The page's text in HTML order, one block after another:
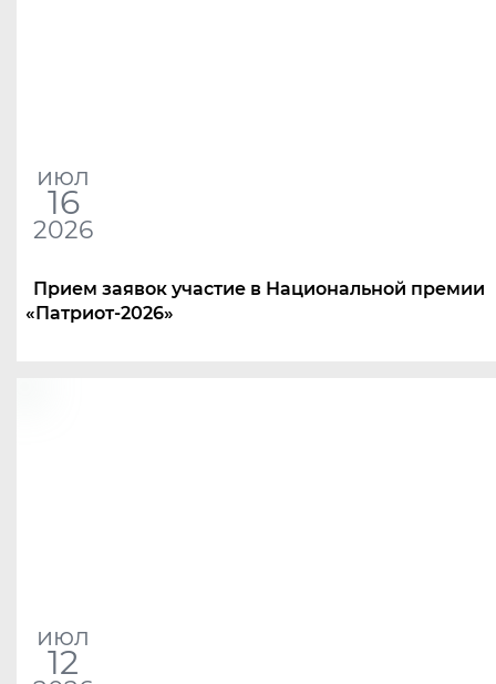
июл
16
2026
Прием заявок участие в Национальной премии
«Патриот-2026»
июл
12